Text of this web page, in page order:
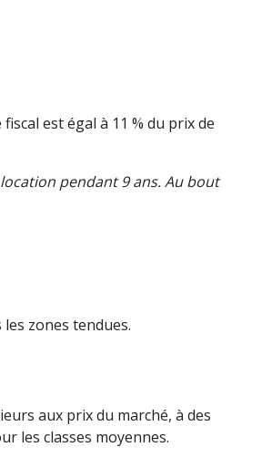
est égal à 11 % du prix de
pendant 9 ans. Au bout
zones tendues.
aux prix du marché, à des
les classes moyennes.